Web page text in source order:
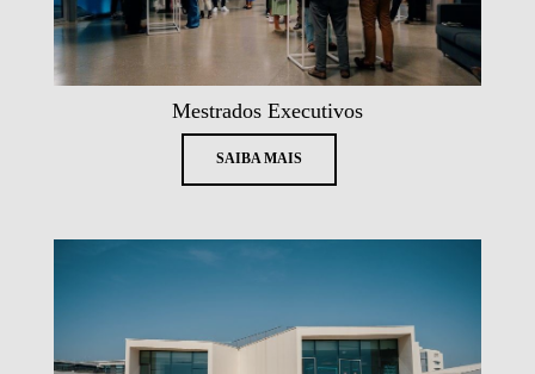
Mestrados Executivos
SAIBA MAIS